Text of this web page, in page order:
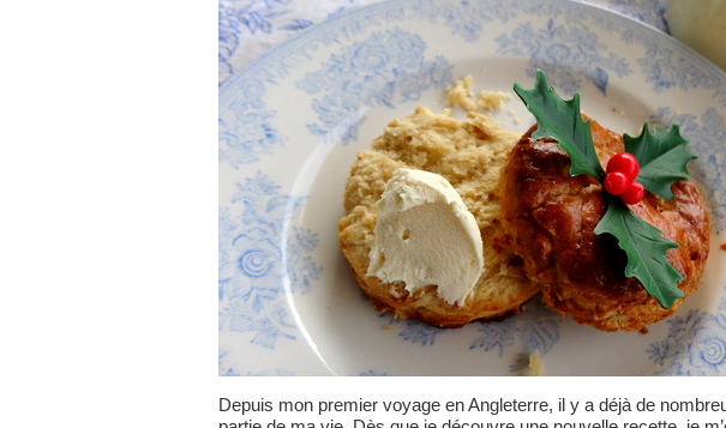
Depuis mon premier voyage en Angleterre, il y a déjà de